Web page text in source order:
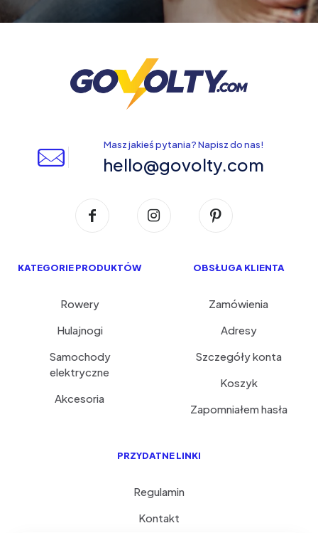
Masz jakieś pytania? Napisz do nas!
hello@govolty.com
KATEGORIE PRODUKTÓW
Rowery
Hulajnogi
Samochody
elektryczne
Akcesoria
OBSŁUGA KLIENTA
Zamówienia
Adresy
Szczegóły konta
Koszyk
Zapomniałem hasła
PRZYDATNE LINKI
Regulamin
Kontakt